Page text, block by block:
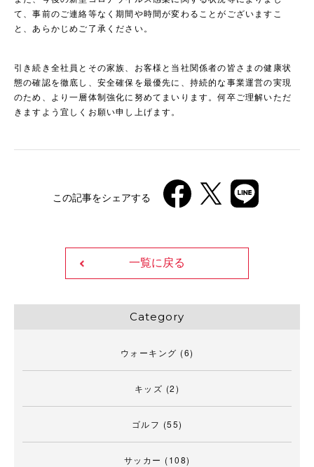
て、事前のご連絡等なく期間や時間が変わることがございますこ
と、あらかじめご了承ください。
引き続き全社員とその家族、お客様と当社関係者の皆さまの健康状
態の確認を徹底し、安全確保を最優先に、持続的な事業運営の実現
のため、より一層体制強化に努めてまいります。何卒ご理解いただ
きますよう宜しくお願い申し上げます。
この記事をシェアする
一覧に戻る
Category
ウォーキング (6)
キッズ (2)
ゴルフ (55)
サッカー (108)